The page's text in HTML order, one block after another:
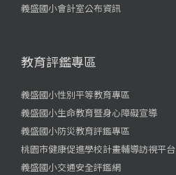
義盛國小會計室公布資訊
教育評鑑專區
義盛國小性別平等教育專區
義盛國小生命教育暨身心障礙宣導
義盛國小防災教育評鑑專區
桃園市健康促進學校計畫輔導訪視平台
義盛國小交通安全評鑑網